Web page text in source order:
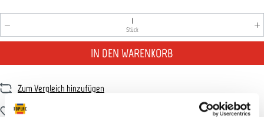
Produkt Anzahl: Gib den gewünschten Wert ein oder
Stück
IN DEN WARENKORB
Zum Vergleich hinzufügen
Zum Merkzettel hinzufügen